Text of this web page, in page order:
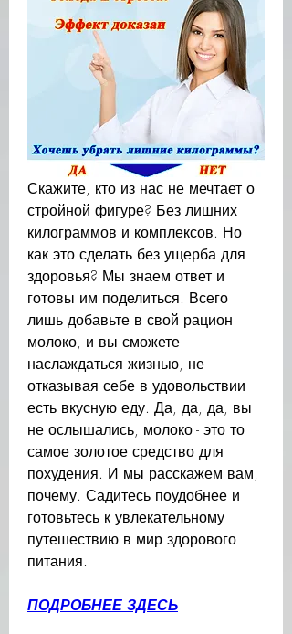
Скажите, кто из нас не мечтает о
стройной фигуре? Без лишних
килограммов и комплексов. Но
как это сделать без ущерба для
здоровья? Мы знаем ответ и
готовы им поделиться. Всего
лишь добавьте в свой рацион
молоко, и вы сможете
наслаждаться жизнью, не
отказывая себе в удовольствии
есть вкусную еду. Да, да, да, вы
не ослышались, молоко - это то
самое золотое средство для
похудения. И мы расскажем вам,
почему. Садитесь поудобнее и
готовьтесь к увлекательному
путешествию в мир здорового
питания.
ПОДРОБНЕЕ ЗДЕСЬ